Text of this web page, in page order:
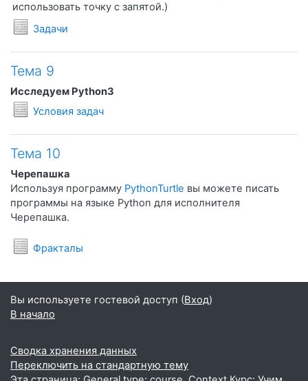
использовать точку с запятой.)
Задачи
Условия задач
Тема 9
Исследуем Python3
Условия задач
Тема 10
Черепашка
Используя программу PythonTurtle вы можете писать
программы на языке Python для исполнителя
Черепашка.
ФракталыУсловия задач
Вы используете гостевой доступ (Вход)
В начало
Сводка хранения данных
Переключить на стандартную тему